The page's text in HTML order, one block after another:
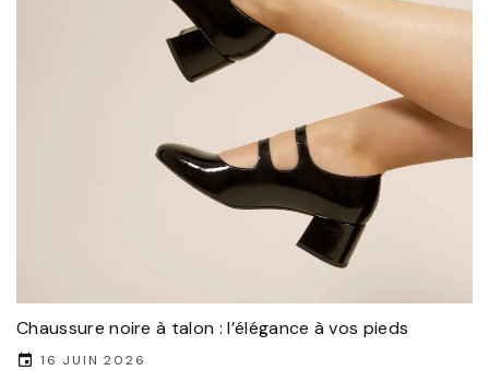
Chaussure noire à talon : l’élégance à vos pieds
16 JUIN 2026